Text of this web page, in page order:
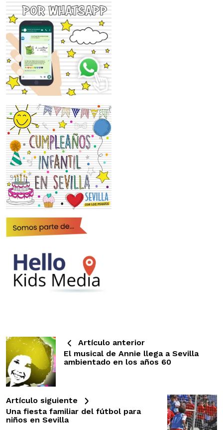
Artículo anterior
El musical de Annie llega a Sevilla
ambientado en los años 60
Artículo siguiente
Una fiesta familiar del fútbol para
niños en Sevilla